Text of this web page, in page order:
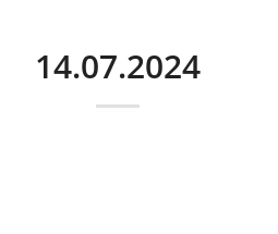
14.07.2024